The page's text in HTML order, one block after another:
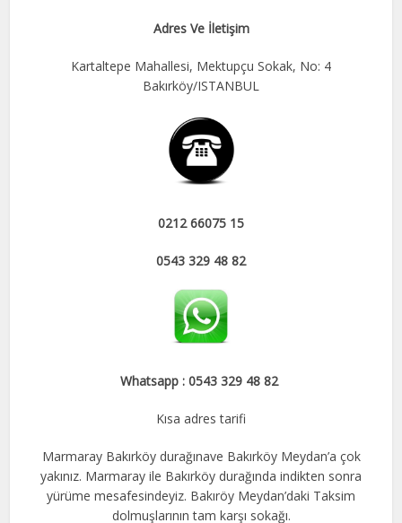
Adres Ve İletişim
Kartaltepe Mahallesi, Mektupçu Sokak, No: 4
Bakırköy/ISTANBUL
0212 66075 15
0543 329 48 82
Whatsapp : 0543 329 48 82
Kısa adres tarifi
Marmaray Bakırköy durağınave Bakırköy Meydan’a çok
yakınız. Marmaray ile Bakırköy durağında indikten sonra
yürüme mesafesindeyiz. Bakıröy Meydan’daki Taksim
dolmuşlarının tam karşı sokağı.